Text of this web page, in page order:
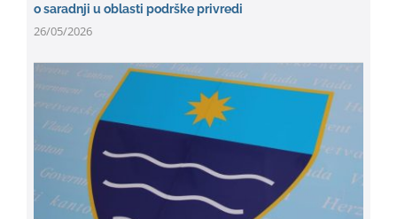
o saradnji u oblasti podrške privredi
26/05/2026